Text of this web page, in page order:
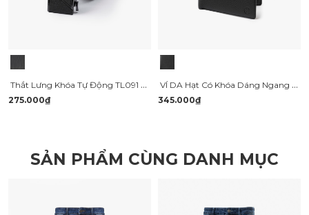
Thắt Lưng Khóa Tự Động TL091 Màu Đen
275.000₫
VÍ DA Hạt Có Khóa Dáng Ngang BV065
345.000₫
SẢN PHẨM CÙNG DANH MỤC